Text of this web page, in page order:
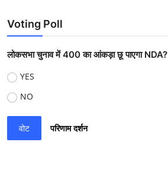
Voting Poll
लोकसभा चुनाव में 400 का आंकड़ा छू पाएगा NDA?
YES
NO
वोट परिणाम दर्शन